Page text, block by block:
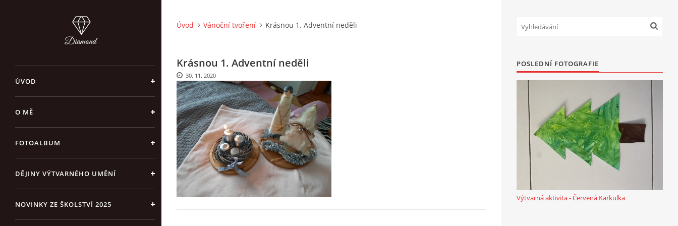
ÚVOD
O MĚ
FOTOALBUM
DĚJINY VÝTVARNÉHO UMĚNÍ
NOVINKY ZE ŠKOLSTVÍ 2025
Úvod Vánoční tvoření Krásnou 1. Adventní neděli
Krásnou 1. Adventní neděli
30. 11. 2020
POSLEDNÍ FOTOGRAFIE
Výtvarná aktivita - Červená Karkulka